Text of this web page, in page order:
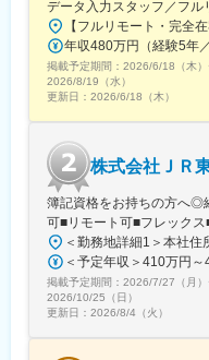
データ入力スタッフ／フル
掲載予定期間： 2026/6/18（木）
2026/8/19（水）
更新日： 2026/6/18（木）
株式会社ＪＲ
簿記資格をお持ちの方へ◎
可■リモート可■フレックス
掲載予定期間： 2026/7/27（月）
2026/10/25（日）
更新日： 2026/8/4（火）